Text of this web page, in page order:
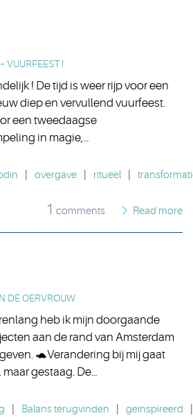
VUURFEEST !
! De tijd is weer rijp voor een
diep en vervullend vuurfeest.
een tweedaagse
in magie,…
overgave ritueel
1 comments Read more
DE OERVROUW
heb ik mijn doorgaande
aan de rand van Amsterdam
🐢Verandering bij mij gaat
maar gestaag. De…
Balans terugvinden geinspireerd